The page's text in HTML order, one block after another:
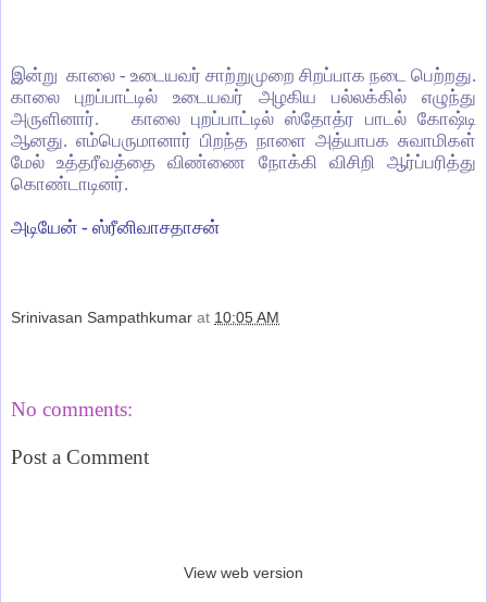
இன்று காலை - உடையவர் சாற்றுமுறை சிறப்பாக நடை பெற்றது.
காலை புறப்பாட்டில் உடையவர் அழகிய பல்லக்கில் எழுந்து
அருளினார். காலை புறப்பாட்டில் ஸ்தோத்ர பாடல் கோஷ்டி
ஆனது. எம்பெருமானார் பிறந்த நாளை அத்யாபக சுவாமிகள்
மேல் உத்தரீவத்தை விண்ணை நோக்கி விசிறி ஆர்ப்பரித்து
கொண்டாடினர்.
அடியேன் - ஸ்ரீனிவாசதாசன்
Srinivasan Sampathkumar at 10:05 AM
No comments:
Post a Comment
View web version